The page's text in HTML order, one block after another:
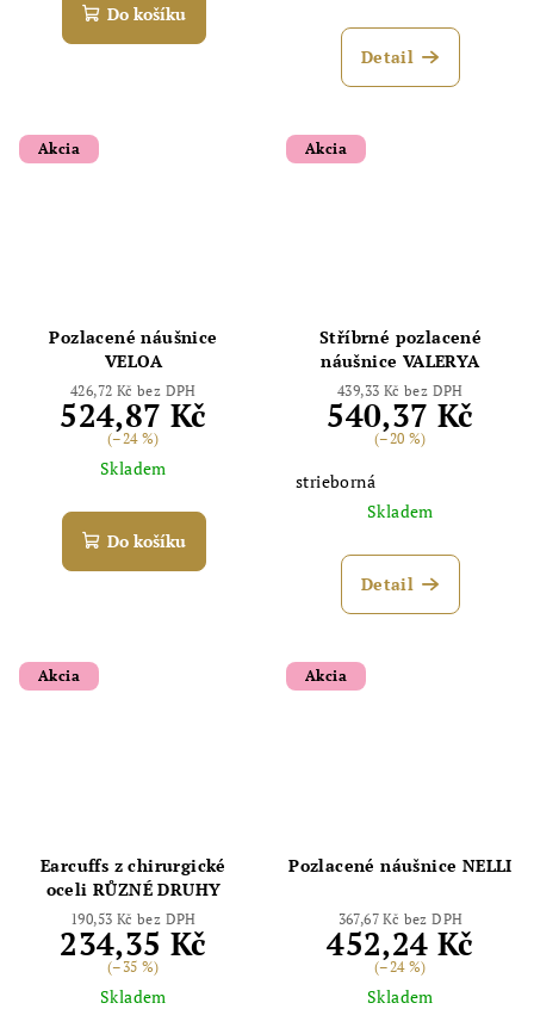
Do košíku
Detail
Akcia
Pozlacené náušnice
VELOA
426,72 Kč bez DPH
524,87 Kč
(–24 %)
Skladem
Do košíku
Akcia
Stříbrné pozlacené
náušnice VALERYA
439,33 Kč bez DPH
540,37 Kč
(–20 %)
strieborná
Skladem
Detail
Akcia
Earcuffs z chirurgické
oceli RŮZNÉ DRUHY
190,53 Kč bez DPH
234,35 Kč
(–35 %)
Skladem
Akcia
Pozlacené náušnice NELLI
367,67 Kč bez DPH
452,24 Kč
(–24 %)
Skladem
Odoslať